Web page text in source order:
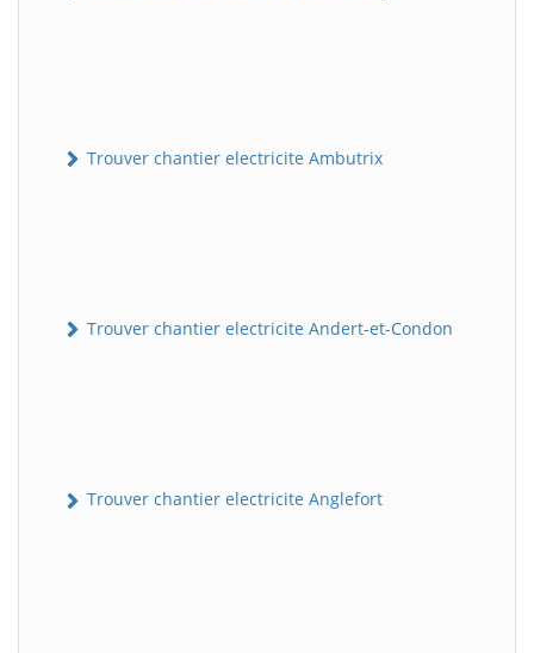
Trouver chantier electricite Ambutrix
Trouver chantier electricite Andert-et-Condon
Trouver chantier electricite Anglefort